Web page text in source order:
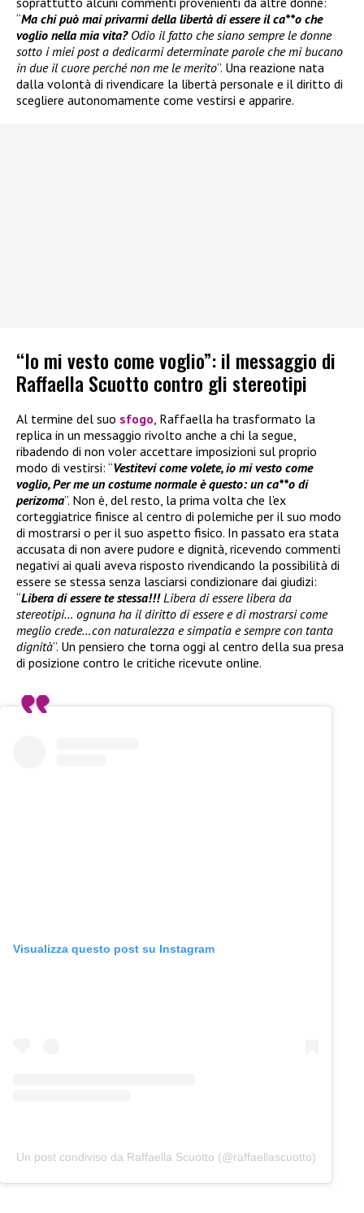
“Ma chi può mai privarmi della libertà di essere il ca**o che
voglio nella mia vita? Odio il fatto che siano sempre le donne
sotto i miei post a dedicarmi determinate parole che mi bucano
in due il cuore perché non me le merito”. Una reazione nata
dalla volontà di rivendicare la libertà personale e il diritto di
scegliere autonomamente come vestirsi e apparire.
“Io mi vesto come voglio”: il messaggio di
Raffaella Scuotto contro gli stereotipi
Al termine del suo sfogo, Raffaella ha trasformato la
replica in un messaggio rivolto anche a chi la segue,
ribadendo di non voler accettare imposizioni sul proprio
modo di vestirsi: “Vestitevi come volete, io mi vesto come
voglio, Per me un costume normale è questo: un ca**o di
perizoma”. Non è, del resto, la prima volta che l’ex
corteggiatrice finisce al centro di polemiche per il suo modo
di mostrarsi o per il suo aspetto fisico. In passato era stata
accusata di non avere pudore e dignità, ricevendo commenti
negativi ai quali aveva risposto rivendicando la possibilità di
essere se stessa senza lasciarsi condizionare dai giudizi:
“Libera di essere te stessa!!!Libera di essere libera da
stereotipi… ognuna ha il diritto di essere e di mostrarsi come
meglio crede…con naturalezza e simpatia e sempre con tanta
dignità”. Un pensiero che torna oggi al centro della sua presa
di posizione contro le critiche ricevute online.
Visualizza questo post su Instagram
Un post condiviso da Raffaella Scuotto (@raffaellascuotto)